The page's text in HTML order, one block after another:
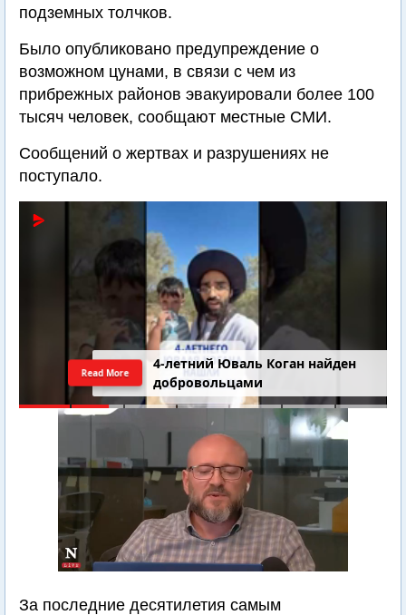
подземных толчков.
Было опубликовано предупреждение о
возможном цунами, в связи с чем из
прибрежных районов эвакуировали более 100
тысяч человек, сообщают местные СМИ.
Сообщений о жертвах и разрушениях не
поступало.
4-летний Юваль Коган найден
добровольцами
Read More
За последние десятилетия самым